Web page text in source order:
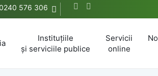
576 306
Instituțiile
și serviciile publice
Servicii
online